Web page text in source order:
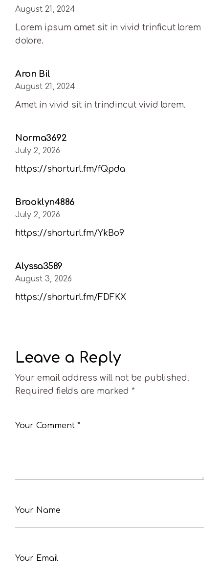
August 21, 2024
Lorem ipsum amet sit in vivid trinficut lorem
dolore.
Aron Bil
August 21, 2024
Amet in vivid sit in trindincut vivid lorem.
Norma3692
July 2, 2026
https://shorturl.fm/fQpda
Brooklyn4886
July 2, 2026
https://shorturl.fm/YkBo9
Alyssa3589
August 3, 2026
https://shorturl.fm/FDFKX
Leave a Reply
Your email address will not be published.
Required fields are marked *